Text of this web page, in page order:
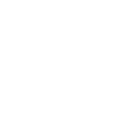
https://www.101tv.es/
estafa-a-residentes-
Dada la complejidad
del helicóptero del
Montaña de la Guardia
especialistas del
labores de limpieza
incendio forestal por